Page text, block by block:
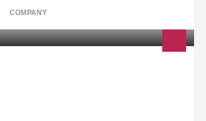
COMPANY